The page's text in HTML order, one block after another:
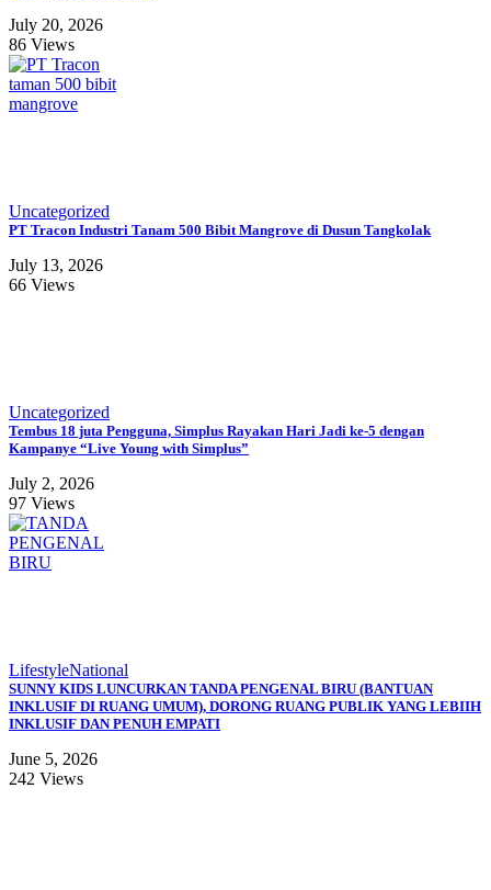
July 20, 2026
86 Views
Uncategorized
PT Tracon Industri Tanam 500 Bibit Mangrove di Dusun Tangkolak
July 13, 2026
66 Views
Uncategorized
Tembus 18 juta Pengguna, Simplus Rayakan Hari Jadi ke-5 dengan
Kampanye “Live Young with Simplus”
July 2, 2026
97 Views
LifestyleNational
SUNNY KIDS LUNCURKAN TANDA PENGENAL BIRU (BANTUAN
INKLUSIF DI RUANG UMUM), DORONG RUANG PUBLIK YANG LEBIIH
INKLUSIF DAN PENUH EMPATI
June 5, 2026
242 Views